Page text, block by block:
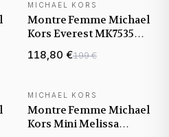
NOUVEAUTÉ
MICHAEL KORS
Montre Femme Michael
Kors Everest MK7535
dorée bracelet silicone
118,80 €199 €
NOUVEAUTÉ
MICHAEL KORS
Montre Femme Michael
Kors Mini Melissa